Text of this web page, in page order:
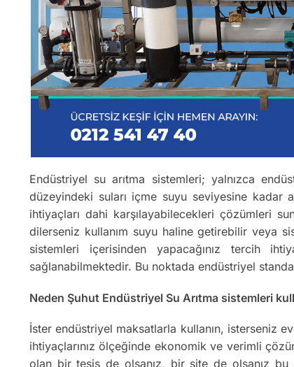
Endüstriyel su arıtma sistemleri; yalnızca
düzeyindeki suları içme suyu seviyesine kadar
ihtiyaçları dahi karşılayabilecekleri çözümleri
dilerseniz kullanım suyu haline getirebilir veya
sistemleri içerisinden yapacağınız tercih
sağlanabilmektedir. Bu noktada endüstriyel
Neden Şuhut Endüstriyel Su Arıtma sistemleri
İster endüstriyel maksatlarla kullanın, isterseniz
ihtiyaçlarınız ölçeğinde ekonomik ve verimli
olan bir tesis de olsanız, bir site de olsanız bu